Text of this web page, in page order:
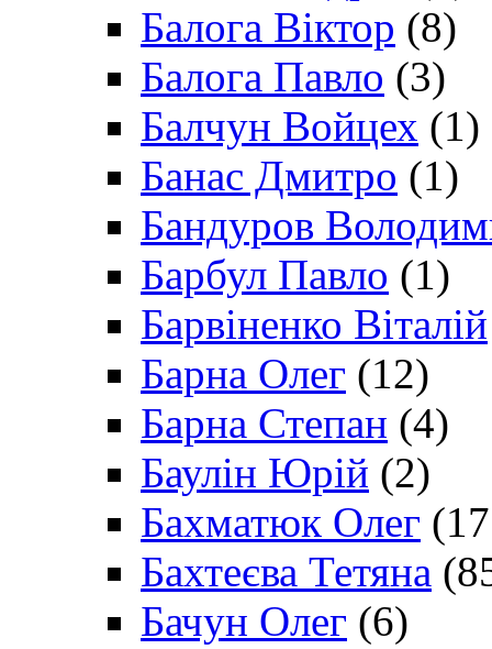
Балога Віктор (8)
Балога Павло (3)
Балчун Войцех (1)
Банас Дмитро (1)
Бандуров
Барбул Павло (1)
Барвіненко Віталій
Барна Олег (12)
Барна Степан (4)
Баулін Юрій (2)
Бахматюк Олег
Бахтеєва Тетяна
Бачун Олег (6)